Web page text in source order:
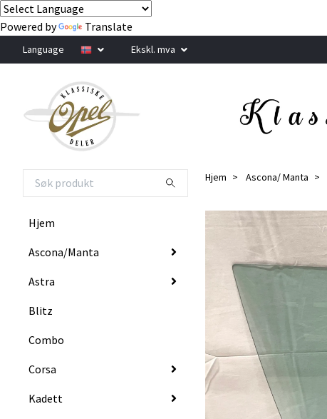
Powered by Translate
Language Ekskl. mva
Hjem
Ascona/Manta
Astra
Blitz
Combo
Corsa
Kadett
Hjem Ascona/ Manta